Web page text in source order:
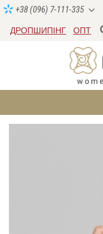
+38 (096) 7-111-335
ДРОПШИПІНГ ОПТ